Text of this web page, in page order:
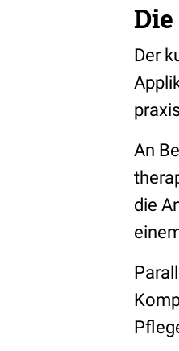
Der
An
die